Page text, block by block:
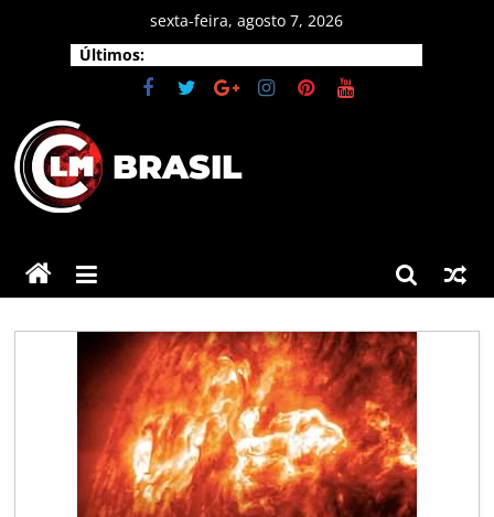
sexta-feira, agosto 7, 2026
Últimos:
CLM
Brasil
As
principais